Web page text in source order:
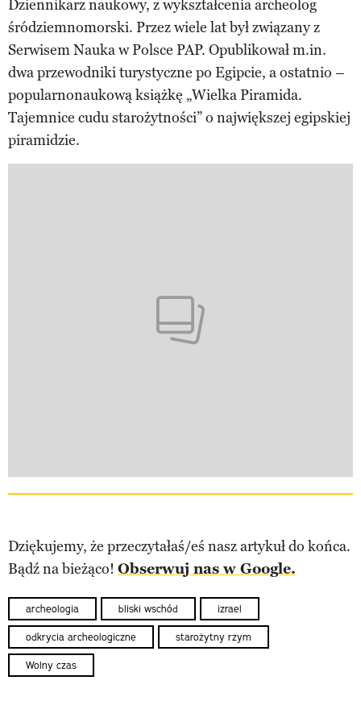
Dziennikarz naukowy, z wykształcenia archeolog
śródziemnomorski. Przez wiele lat był związany z
Serwisem Nauka w Polsce PAP. Opublikował m.in.
dwa przewodniki turystyczne po Egipcie, a ostatnio –
popularnonaukową książkę „Wielka Piramida.
Tajemnice cudu starożytności” o największej egipskiej
piramidzie.
Dziękujemy, że przeczytałaś/eś nasz artykuł do końca.
Bądź na bieżąco! Obserwuj nas w Google.
archeologia bliski wschód izrael
odkrycia archeologiczne starożytny rzym
Wolny czas